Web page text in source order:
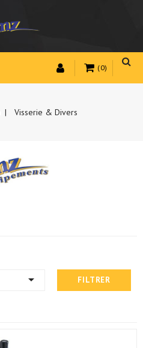
(0)
Visserie & Divers
 FILTRER